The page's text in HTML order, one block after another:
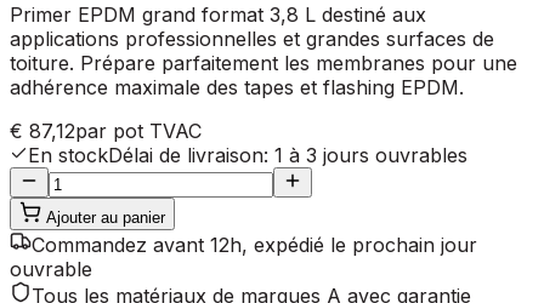
Primer EPDM grand format 3,8 L destiné aux
applications professionnelles et grandes surfaces de
toiture. Prépare parfaitement les membranes pour une
adhérence maximale des tapes et flashing EPDM.
€ 87,12par pot TVAC
En stockDélai de livraison: 1 à 3 jours ouvrables
Ajouter au panier
Commandez avant 12h, expédié le prochain jour
ouvrable
Tous les matériaux de marques A avec garantie